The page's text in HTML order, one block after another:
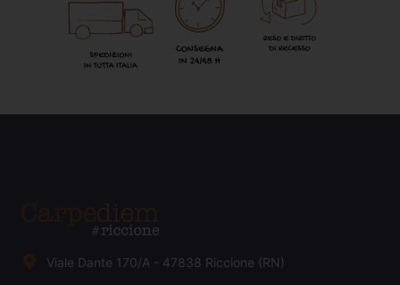
Viale Dante 170/A - 47838 Riccione (RN)